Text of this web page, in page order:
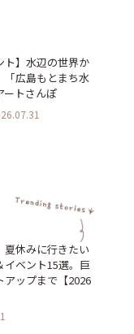
ト】水辺の世界か
「広島もとまち水
ートさんぽ
夏休みに行きたい
イベント15選。巨
アップまで【2026